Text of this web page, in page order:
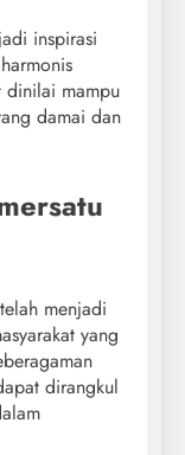
inspirasi
dinilai mampu
damai dan
menjadi
yang
dirangkul